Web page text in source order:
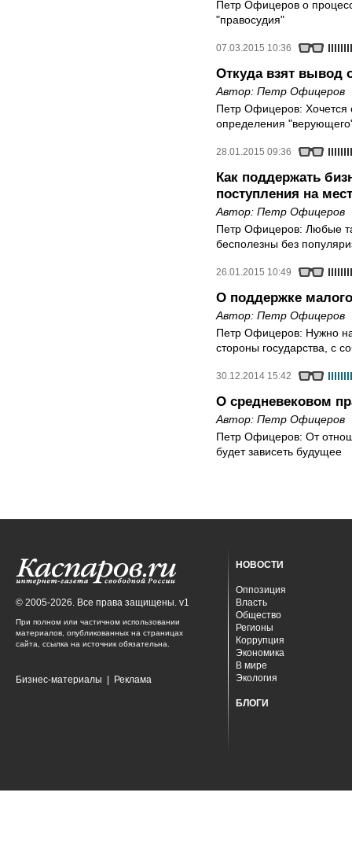
Петр Офицеров о
"правосудия"
07.03.2015 10:36
Откуда взят вывод
Автор: Петр Офицеров
Петр Офицеров: Хочется
определения
28.01.2015 09:36
Как поддержать
поступления на
Автор: Петр Офицеров
Петр Офицеров: Любые
бесполезны без
26.01.2015 10:49
О поддержке
Автор: Петр Офицеров
Петр Офицеров: Нужно
стороны государства, с
30.12.2014 15:42
О средневековом
Автор: Петр Офицеров
Петр Офицеров: От
будет зависеть будущее
© 2005-2026. Все права защищены. v1
При полном или частичном использовании
материалов, опубликованных на страницах
сайта, ссылка на источник обязательна.
Бизнес-материалы Реклама
НОВОСТИ
Оппозиция
Власть
Общество
Регионы
Коррупция
Экономика
В мире
Экология
БЛОГИ